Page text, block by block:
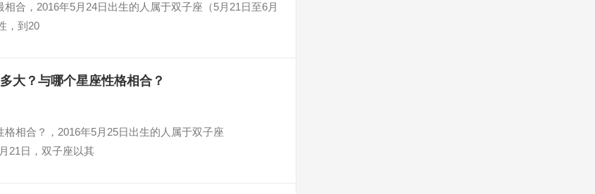
合，2016年5月24日出生的人属于双子座（5月21日至6月
，到20
大？与哪个星座性格相合？
相合？，2016年5月25日出生的人属于双子座
21日，双子座以其